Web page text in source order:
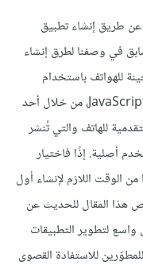
عن طريق إنشاء تطبيق
في وصفنا لطرق إنشاء
للهواتف باستخدام
تقنيات الويب القياسية HTML5 وCSS3 وJavaScript، من خلال أحد
للهاتف والتي تُنشر
أصلية. إذًا فاختيار
الوقت اللازم لإنشاء أول
المقال للحديث عن
لتطوير التطبيقات
للاستفادة القصوى